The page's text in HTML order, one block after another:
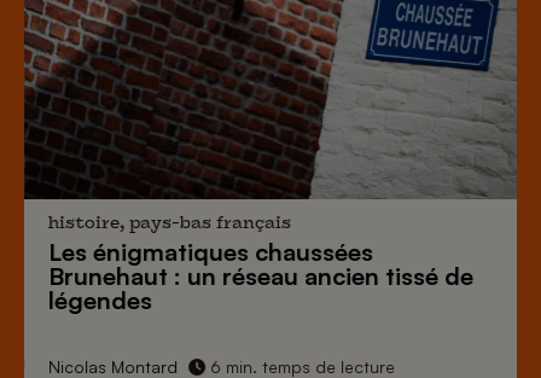
histoire, pays-bas français
Les énigmatiques chaussées
Brunehaut : un réseau ancien tissé de
légendes
Nicolas Montard 6 min. temps de lecture